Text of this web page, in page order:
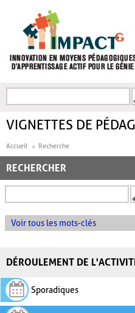
FORMULAIRE DE
VIGNETTES DE
Accueil Recherche
RECHERCHER
Voir tous les mots-clés
DÉROULEMENT DE
Sporadiques